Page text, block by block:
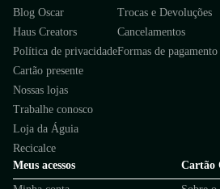
Blog Oscar
Haus Creators
Política de privacidade
Cartão presente
Nossas lojas
Trabalhe conosco
Loja da Águia
Recicalce
Trocas e Devoluções
Cancelamentos
Formas de pagamento
Meus acessos
Cartão